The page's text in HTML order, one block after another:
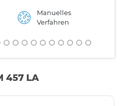
Manuelles
Verfahren
457 LA